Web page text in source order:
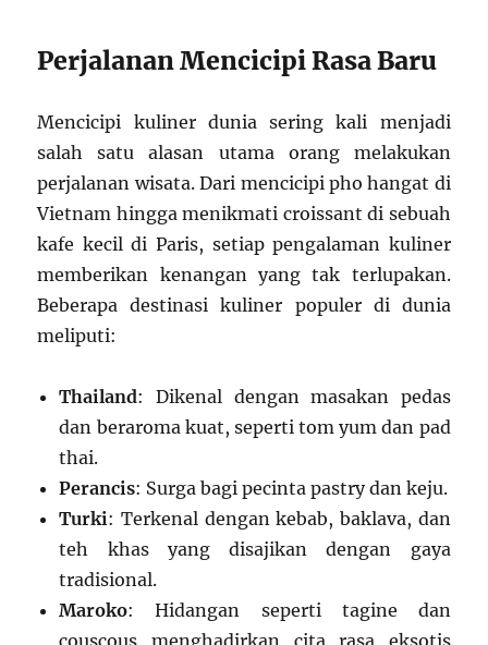
Perjalanan Mencicipi Rasa Baru
Mencicipi kuliner dunia sering kali menjadi
salah satu alasan utama orang melakukan
perjalanan wisata. Dari mencicipi pho hangat di
Vietnam hingga menikmati croissant di sebuah
kafe kecil di Paris, setiap pengalaman kuliner
memberikan kenangan yang tak terlupakan.
Beberapa destinasi kuliner populer di dunia
meliputi:
Thailand: Dikenal dengan masakan pedas
dan beraroma kuat, seperti tom yum dan pad
thai.
Perancis: Surga bagi pecinta pastry dan keju.
Turki: Terkenal dengan kebab, baklava, dan
teh khas yang disajikan dengan gaya
tradisional.
Maroko: Hidangan seperti tagine dan